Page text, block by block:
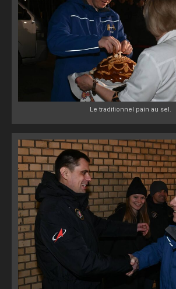
Le traditionnel pain au sel.